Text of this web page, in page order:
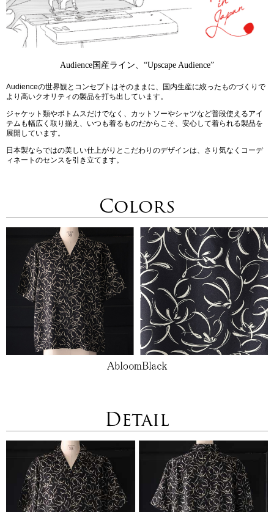
Audience国産ライン、“Upscape Audience”
Audienceの世界観とコンセプトはそのままに、国内生産に絞ったものづくりで
より高いクオリティの製品を打ち出しています。
ジャケット類やボトムスだけでなく、カットソーやシャツなど普段使えるアイ
テムも幅広く取り揃え、いつも着るものだからこそ、安心して着られる製品を
展開しています。
日本製ならではの美しい仕上がりとこだわりのデザインは、さり気なくコーデ
ィネートのセンスを引き立てます。
Colors
Detail